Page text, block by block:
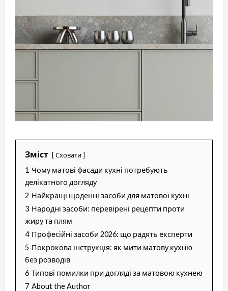
Зміст Сховати
1 Чому матові фасади кухні потребують
делікатного догляду
2 Найкращі щоденні засоби для матової кухні
3 Народні засоби: перевірені рецепти проти
жиру та плям
4 Професійні засоби 2026: що радять експерти
5 Покрокова інструкція: як мити матову кухню
без розводів
6 Типові помилки при догляді за матовою кухнею
7 About the Author